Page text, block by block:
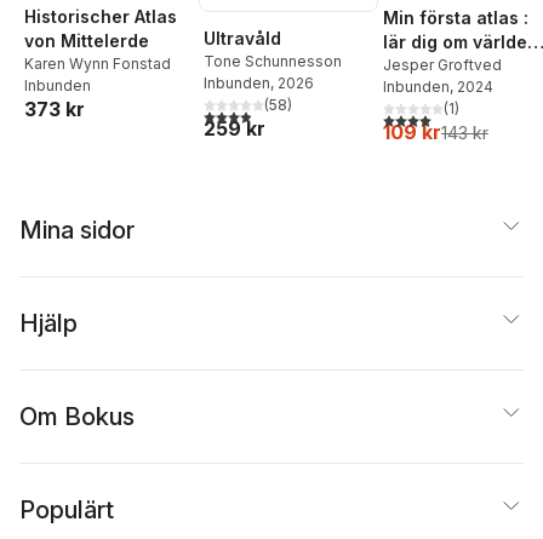
Historischer Atlas
von Mittelerde
Karen Wynn Fonstad
Inbunden
373 kr
Ultravåld
Tone Schunnesson
Inbunden, 2026
3,9utav 5 stjärnor. Totalt antal röster:
(58)
259 kr
Min första atlas :
lär dig om
länder
Jesper Groftved
Inbunden, 2024
4,0utav 5 stjärnor.
(1)
109 kr143 kr
Mina sidor
Hjälp
Om Bokus
Populärt